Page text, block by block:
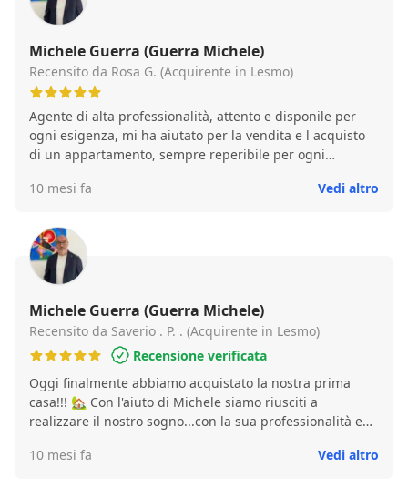
Michele Guerra (Guerra Michele)
Recensito da Rosa G. (Acquirente in Lesmo)
Agente di alta professionalità, attento e disponile per
ogni esigenza, mi ha aiutato per la vendita e l acquisto
di un appartamento, sempre reperibile per ogni
anche per la ristrutturazione e arredamento consiglio
Michele
10 mesi fa Vedi altro
Michele Guerra (Guerra Michele)
Recensito da Saverio . P. . (Acquirente in Lesmo)
Recensione verificata
Oggi finalmente abbiamo acquistato la nostra prima
casa!!! 🏡 Con l'aiuto di Michele siamo riusciti a
realizzare il nostro sogno...con la sua professionalità e
all'ultimo giorno. Ci ha supportato e "sopportato" su
10 mesi fa Vedi altro